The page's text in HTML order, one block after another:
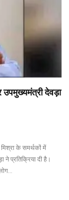
उपमुख्यमंत्री देवड़ा
के समर्थकों में
ने प्रतिक्रिया दी है।